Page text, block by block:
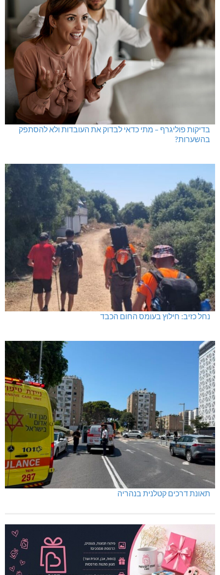
בדיקות פוליגרף – מתי כדאי לבדוק את העובדות ולא להסתפק
בהשערות?
נחל כזיב: חילוץ בעומס החום הכבד
תאונת דרכים קטלנית בנהריה